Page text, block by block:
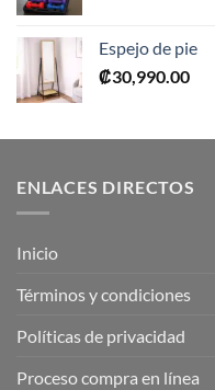
era:
Espejo de pie
₡30,990.00
ENLACES DIRECTOS
Inicio
Términos y condiciones
Políticas de privacidad
Proceso compra en línea